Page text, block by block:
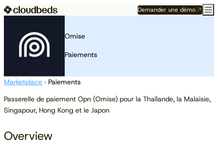
Demander une démo
Omise
Paiements
Marketplace › Paiements
Passerelle de paiement Opn (Omise) pour la Thaïlande, la Malaisie,
Singapour, Hong Kong et le Japon
Overview